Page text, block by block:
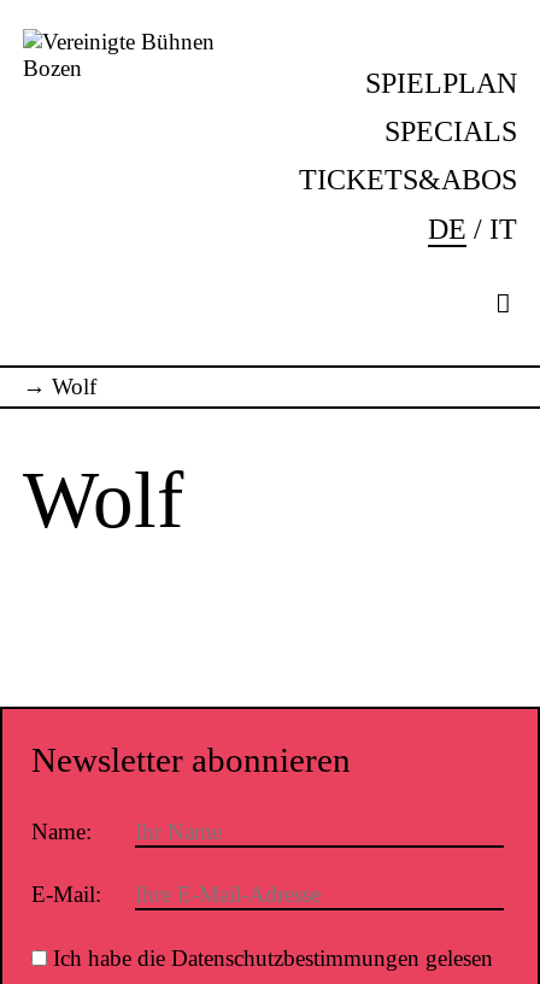
Skip
SPIELPLAN
SPECIALS
TICKETS&ABOS
DE
IT
→Wolf
Wolf
Newsletter abonnieren
Name:
E-Mail:
Ich habe die Datenschutzbestimmungen gelesen